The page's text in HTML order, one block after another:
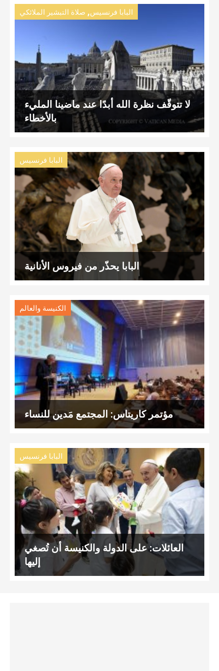
البابا فرنسيس, صلاة التبشير الملائكي
لا تتوقّف نظرة الله أبدًا عند ماضينا المليء
بالأخطاء
البابا فرنسيس
البابا يحذّر من فيروس الأنانية
الكنيسة والعالم
مؤتمر كاريتاس: المجتمع مَدين للنساء
البابا فرنسيس
العائلات: على الدولة والكنيسة أن تُصغي
إليها